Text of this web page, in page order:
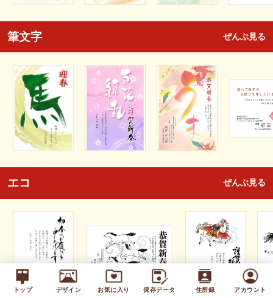
トップ デザイン お気に入り 保存データ 住所録 アカウント
筆文字 ぜんぶ見る
エコ ぜんぶ見る